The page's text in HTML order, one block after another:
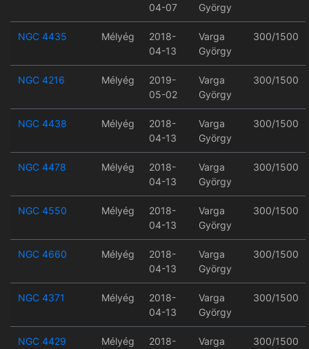
04-07
György
NGC 4435 Mélyég
2018-
04-13
Varga
György
300/1500
NGC 4216 Mélyég
2019-
05-02
Varga
György
300/1500
NGC 4438 Mélyég
2018-
04-13
Varga
György
300/1500
NGC 4478 Mélyég
2018-
04-13
Varga
György
300/1500
NGC 4550 Mélyég
2018-
04-13
Varga
György
300/1500
NGC 4660 Mélyég
2018-
04-13
Varga
György
300/1500
NGC 4371 Mélyég
2018-
04-13
Varga
György
300/1500
NGC 4429 Mélyég
2018-
Varga
300/1500